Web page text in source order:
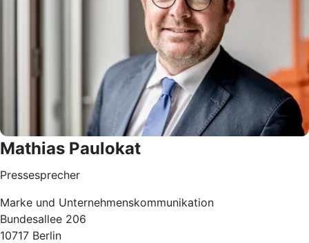
Mathias Paulokat
Pressesprecher
Marke und Unternehmenskommunikation
Bundesallee 206
10717 Berlin